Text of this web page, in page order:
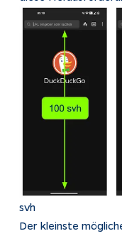
svh
Der kleinste